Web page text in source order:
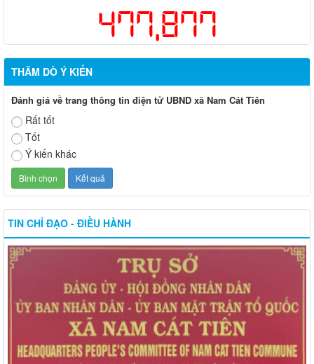
477,877
THĂM DÒ Ý KIẾN
Đánh giá về trang thông tin điện tử UBND xã Nam Cát Tiên
Rất tốt
Tốt
Ý kiến khác
TIN CHỈ ĐẠO - ĐIỀU HÀNH